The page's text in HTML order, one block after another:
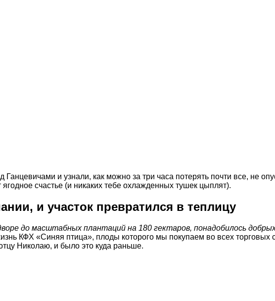
Ганцевичами и узнали, как можно за три часа потерять почти все, не
ягодное счастье (и никаких тебе охлажденных тушек цыплят).
и участок превратился в теплицу
до масштабных плантаций на 180 гектаров, понадобилось
КФХ «Синяя птица», плоды которого мы покупаем во всех
Николаю, и было это куда раньше.